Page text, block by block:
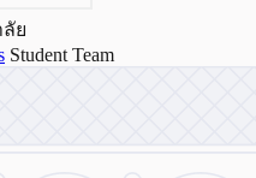
ย
Student Team